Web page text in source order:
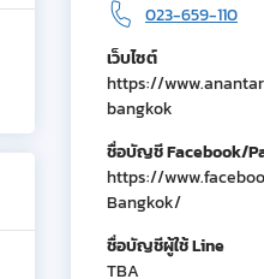
023-659-110
เว็บไซต์
https://
bangkok
ชื่อบัญชี Facebook/
https://
Bangkok/
ชื่อบัญชีผู้ใช้ Line
TBA